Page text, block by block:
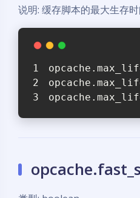
说明: 缓存脚本的最大生存